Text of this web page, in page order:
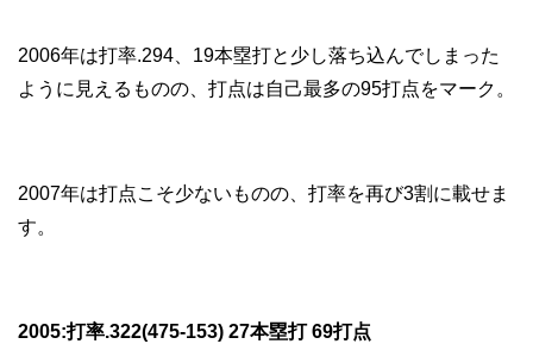
2006年は打率.294、19本塁打と少し落ち込んでしまった
ように見えるものの、打点は自己最多の95打点をマーク。
2007年は打点こそ少ないものの、打率を再び3割に載せま
す。
2005:打率.322(475-153) 27本塁打 69打点